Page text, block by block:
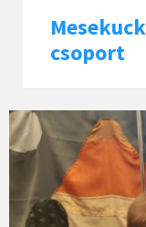
csoport